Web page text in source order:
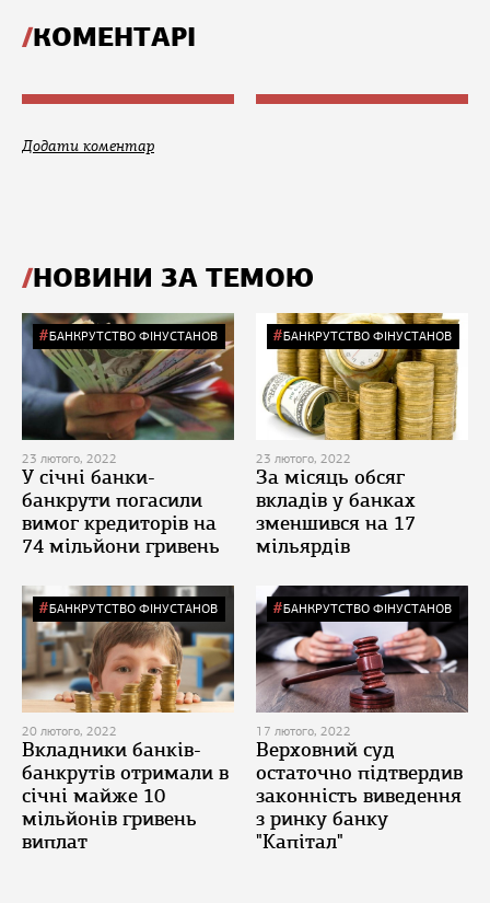
КОМЕНТАРІ
Додати коментар
НОВИНИ ЗА ТЕМОЮ
БАНКРУТСТВО ФІНУСТАНОВ
23 лютого, 2022
У січні банки-
банкрути погасили
вимог кредиторів на
74 мільйони гривень
БАНКРУТСТВО ФІНУСТАНОВ
23 лютого, 2022
За місяць обсяг
вкладів у банках
зменшився на 17
мільярдів
БАНКРУТСТВО ФІНУСТАНОВ
20 лютого, 2022
Вкладники банків-
банкрутів отримали в
січні майже 10
мільйонів гривень
виплат
БАНКРУТСТВО ФІНУСТАНОВ
17 лютого, 2022
Верховний суд
остаточно підтвердив
законність виведення
з ринку банку
"Капітал"